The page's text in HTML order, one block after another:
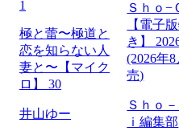
1
極と蕾〜極道と
恋を知らない人
妻と〜【マイク
ロ】 30
井山ゆー
Ｓｈｏ−
【電子
き】
(2026年
売)
Ｓｈｏ
ｉ編集部